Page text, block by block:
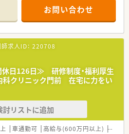
と小児科となっており、1日平均30枚から
け付けている地域密着型の調剤薬局で
の体制で運営されており、経験豊富なス
とりに寄り添った丁寧な服薬指導を日々
約7時間程度と非常に少なく、業務終了後
や家族との時間を大切にしながら長く働
算して全額支給される仕組みとなってお
生しない納得感のある労働環境が整備され
日間、半年後に7日間付与されるほか、最
お問い合わせ
求人ID： 220708
休日126日≫ 研修制度・福利厚生
クリニック門前 在宅に力をい
討リストに追加
車通勤可 高給与(600万円以上) 認定